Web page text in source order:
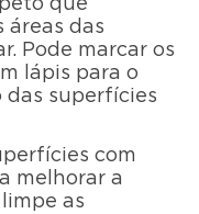
que
das
Pode marcar os
lápis para o
superfícies
com
melhorar a
as